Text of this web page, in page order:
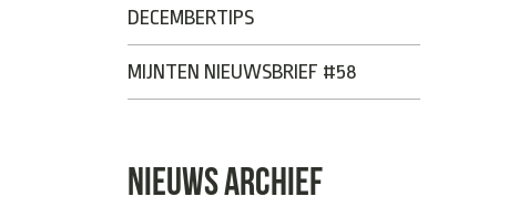
DECEMBERTIPS
MIJNTEN NIEUWSBRIEF #58
NIEUWS ARCHIEF